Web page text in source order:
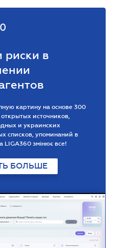
риски в
картину на основе 300
источников,
и украинских
списков, упоминаний в
LIGA360 змінює все!
БОЛЬШЕ